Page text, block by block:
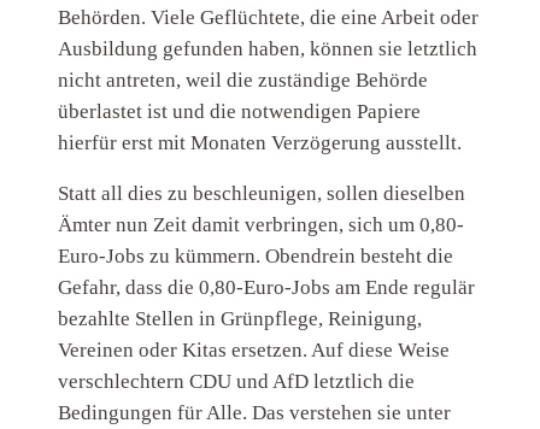
Behörden. Viele Geflüchtete, die eine Arbeit oder
Ausbildung gefunden haben, können sie letztlich
nicht antreten, weil die zuständige Behörde
überlastet ist und die notwendigen Papiere
hierfür erst mit Monaten Verzögerung ausstellt.
Statt all dies zu beschleunigen, sollen dieselben
Ämter nun Zeit damit verbringen, sich um 0,80-
Euro-Jobs zu kümmern. Obendrein besteht die
Gefahr, dass die 0,80-Euro-Jobs am Ende regulär
bezahlte Stellen in Grünpflege, Reinigung,
Vereinen oder Kitas ersetzen. Auf diese Weise
verschlechtern CDU und AfD letztlich die
Bedingungen für Alle. Das verstehen sie unter